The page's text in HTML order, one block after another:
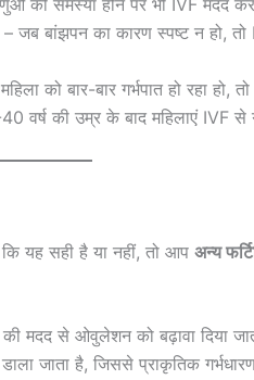
की समस्या होने पर भी IVF मदद
– जब बांझपन का कारण स्पष्ट न हो, तो
को बार-बार गर्भपात हो रहा
वर्ष की उम्र के बाद महिलाएं IVF से
यह सही है या नहीं, तो आप अन्य
मदद से ओवुलेशन को बढ़ावा दिया
जाता है, जिससे प्राकृतिक